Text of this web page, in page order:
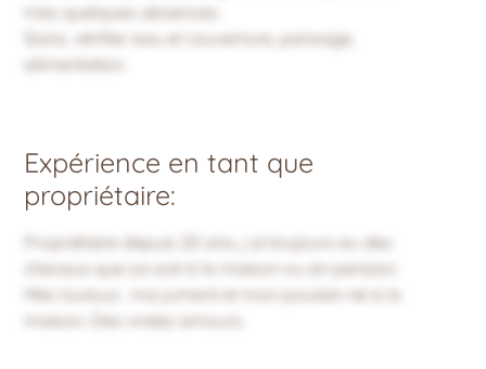
mes quelques absences.
Soins, vérifier eau et couverture, pansage,
alimentation.
Expérience en tant que
propriétaire:
Propriétaire depuis 20 ans, j ai toujours eu des
chevaux que ça soit à la maison ou en pension.
Mes loulous : ma jument et mon poulain né à la
maison. Des vraies amours.